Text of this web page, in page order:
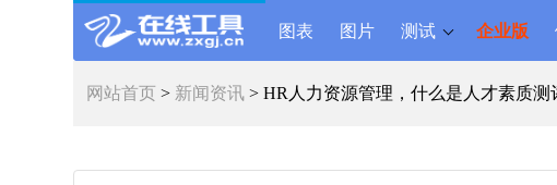
图表 图片 测试 企业版
网站首页 > 新闻资讯 > HR人力资源管理，什么是人才素质测